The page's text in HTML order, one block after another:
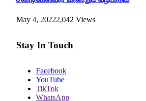
May 4, 20222,042 Views
Stay In Touch
Facebook
YouTube
TikTok
WhatsApp